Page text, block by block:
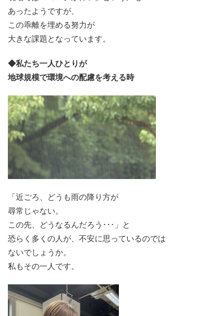
あったようですが、
この乖離を埋める努力が
大きな課題となっています。
◆私たち一人ひとりが
地球規模で環境への配慮を考える時
「近ごろ、どうも雨の降り方が
尋常じゃない。
この先、どうなるんだろう･･･」と
恐らく多くの人が、不安に思っているのでは
ないでしょうか。
私もその一人です。